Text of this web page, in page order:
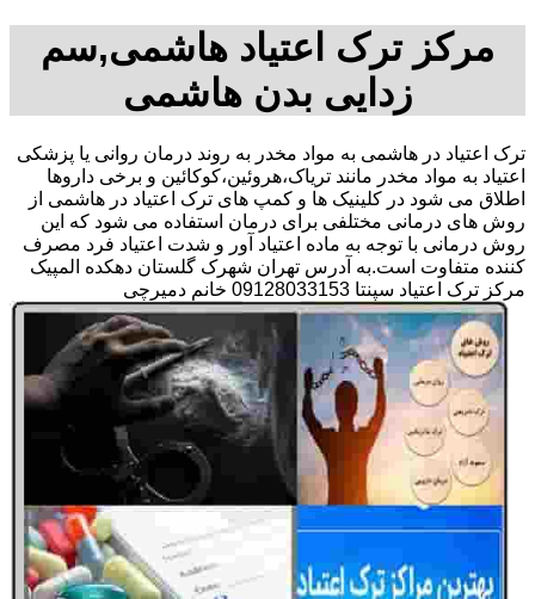
مرکز ترک اعتیاد هاشمی,سم
زدایی بدن هاشمی
ترک اعتیاد در هاشمی به مواد مخدر به روند درمان روانی یا پزشکی
اعتیاد به مواد مخدر مانند تریاک،هروئین،کوکائین و برخی داروها
اطلاق می شود در کلینیک ها و کمپ های ترک اعتیاد در هاشمی از
روش های درمانی مختلفی برای درمان استفاده می شود که این
روش درمانی با توجه به ماده اعتیاد آور و شدت اعتیاد فرد مصرف
کننده متفاوت است.به آدرس تهران شهرک گلستان دهکده المپیک
مرکز ترک اعتیاد سپنتا 09128033153 خانم دمیرچی